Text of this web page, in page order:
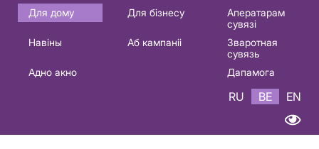
Основная
навигация
Для дому Для бізнесу
Аператарам
сувязі
Навіны
Аб кампаніі
Зваротная
сувязь
Адно акно
Дапамога
RU BE EN